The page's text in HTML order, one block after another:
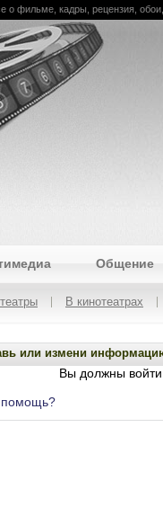
фильме, кадры, рецензия,
Общение
В кинотеатрах
или измени
Вы должны